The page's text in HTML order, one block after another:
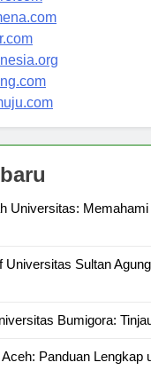
Universitas: Memahami
Universitas Sultan
Panduan Lengkap